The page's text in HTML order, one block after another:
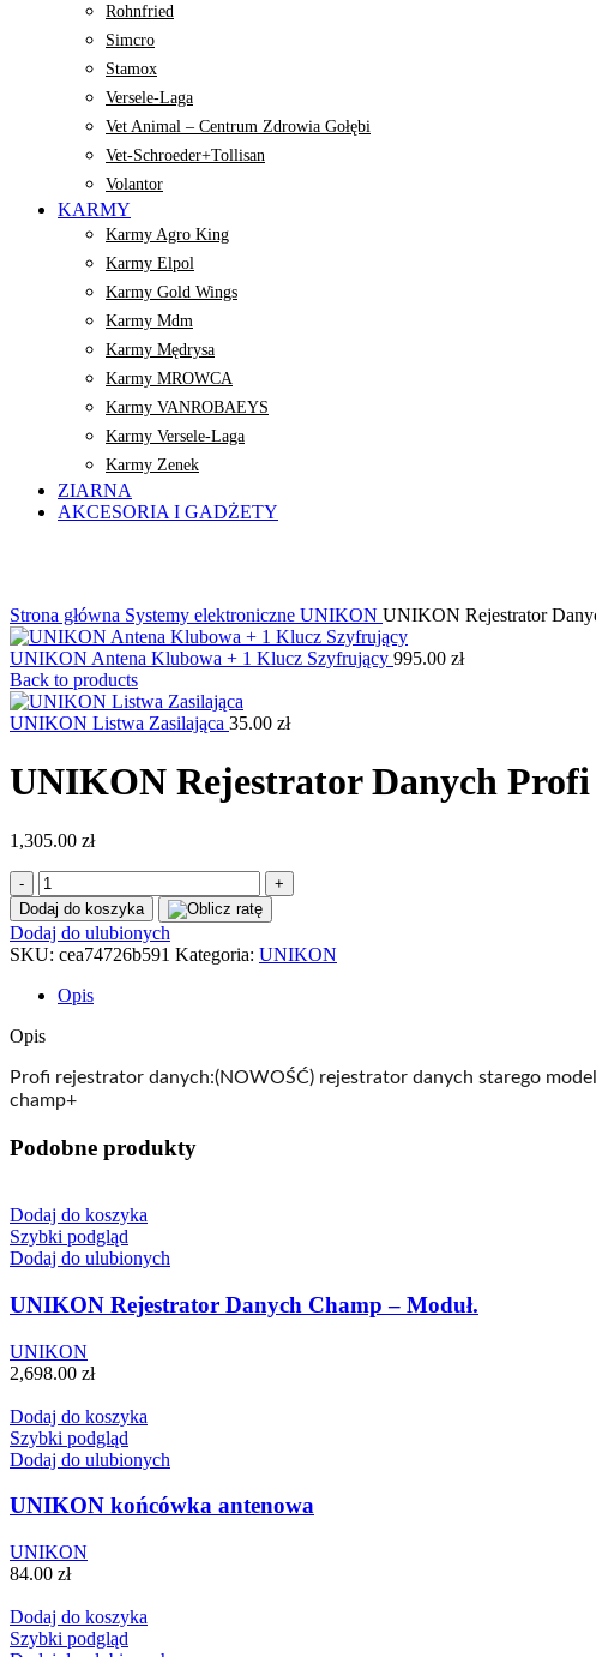
Rohnfried
Simcro
Stamox
Versele-Laga
Vet Animal – Centrum Zdrowia Gołębi
Vet-Schroeder+Tollisan
Volantor
KARMY
Karmy Agro King
Karmy Elpol
Karmy Gold Wings
Karmy Mdm
Karmy Mędrysa
Karmy MROWCA
Karmy VANROBAEYS
Karmy Versele-Laga
Karmy Zenek
ZIARNA
AKCESORIA I GADŻETY
Strona główna Systemy elektroniczne UNIKON UNIKON Rejestrator
UNIKON Antena Klubowa + 1 Klucz Szyfrujący 995.00 zł
Back to products
UNIKON Listwa Zasilająca 35.00 zł
UNIKON Rejestrator Danych Profi
1,305.00 zł
ilość
UNIKON
Rejestrator
Danych
Profi
Dodaj do koszyka
Dodaj do ulubionych
SKU: cea74726b591 Kategoria: UNIKON
Opis
Opis
Profi rejestrator danych:(NOWOŚĆ) rejestrator danych starego
champ+
Podobne produkty
Dodaj do koszyka
Szybki podgląd
Dodaj do ulubionych
UNIKON Rejestrator Danych Champ – Moduł.
UNIKON
2,698.00 zł
Dodaj do koszyka
Szybki podgląd
Dodaj do ulubionych
UNIKON końcówka antenowa
UNIKON
84.00 zł
Dodaj do koszyka
Szybki podgląd